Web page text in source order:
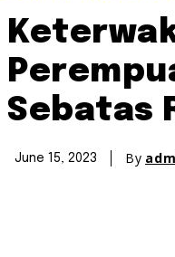
Sebatas
June 15, 2023 By